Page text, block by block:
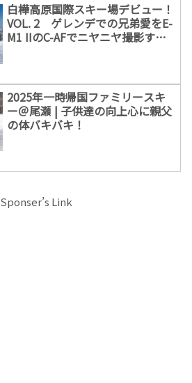
白樺高原国際スキー場デビュー！
VOL. 2 ゲレンデでの兄弟愛をE-
M1 IIのC-AFでニヤニヤ撮影する
2025年一時帰国ファミリースキ
ー＠尾瀬 | 子供達の向上心に親父
の体バキバキ！
Sponser’s Link